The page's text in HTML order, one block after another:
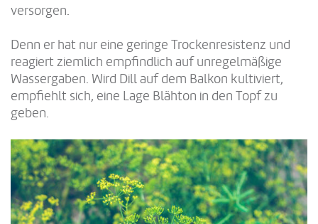
versorgen.
Denn er hat nur eine geringe Trockenresistenz und
reagiert ziemlich empfindlich auf unregelmäßige
Wassergaben. Wird Dill auf dem Balkon kultiviert,
empfiehlt sich, eine Lage Blähton in den Topf zu
geben.